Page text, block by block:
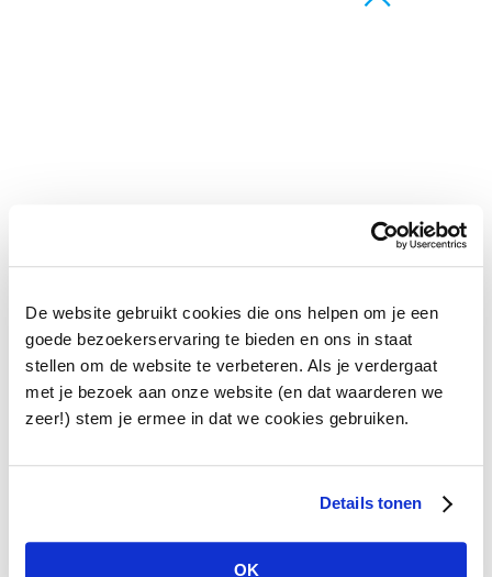
De website gebruikt cookies die ons helpen om je een
goede bezoekerservaring te bieden en ons in staat
stellen om de website te verbeteren. Als je verdergaat
met je bezoek aan onze website (en dat waarderen we
zeer!) stem je ermee in dat we cookies gebruiken.
Details tonen
OK